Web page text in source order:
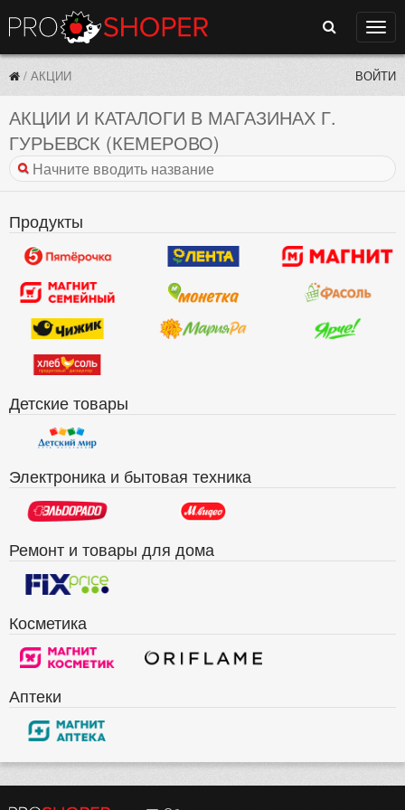
Поиск
/ АКЦИИ ВОЙТИ
АКЦИИ И КАТАЛОГИ В МАГАЗИНАХ Г.
ГУРЬЕВСК (КЕМЕРОВО)
Продукты
Детские товары
Электроника и бытовая техника
Ремонт и товары для дома
Косметика
Аптеки